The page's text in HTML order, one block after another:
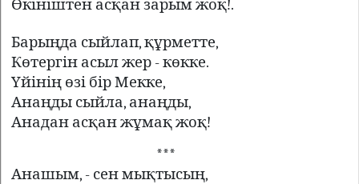
Өкініштен асқан зарым жоқ!.
Барыңда сыйлап, құрметте,
Көтергін асыл жер - көкке.
Үйінің өзі бір Мекке,
Анаңды сыйла, анаңды,
Анадан асқан жұмақ жоқ!
***
Анашым, - сен мықтысың,